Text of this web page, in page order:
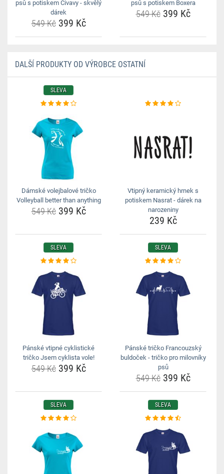
psů s potiskem Čivavy - skvělý
dárek
549 Kč399 Kč
psů s potiskem Boxera
549 Kč399 Kč
DALŠÍ PRODUKTY OD VÝROBCE OSTATNÍ
SLEVA
Dámské volejbalové tričko
Volleyball better than anything
549 Kč399 Kč
Vtipný keramický hrnek s
potiskem Nasrat - dárek na
narozeniny
239 Kč
SLEVA
Pánské vtipné cyklistické
tričko Jsem cyklista vole!
549 Kč399 Kč
SLEVA
Pánské tričko Francouzský
buldoček - tričko pro milovníky
psů
549 Kč399 Kč
SLEVA SLEVA